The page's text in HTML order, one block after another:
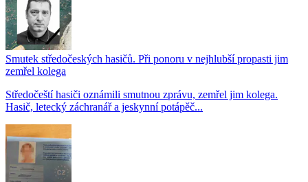
Smutek středočeských hasičů. Při ponoru v nejhlubší propasti jim
zemřel kolega
Středočeští hasiči oznámili smutnou zprávu, zemřel jim kolega.
Hasič, letecký záchranář a jeskynní potápěč...